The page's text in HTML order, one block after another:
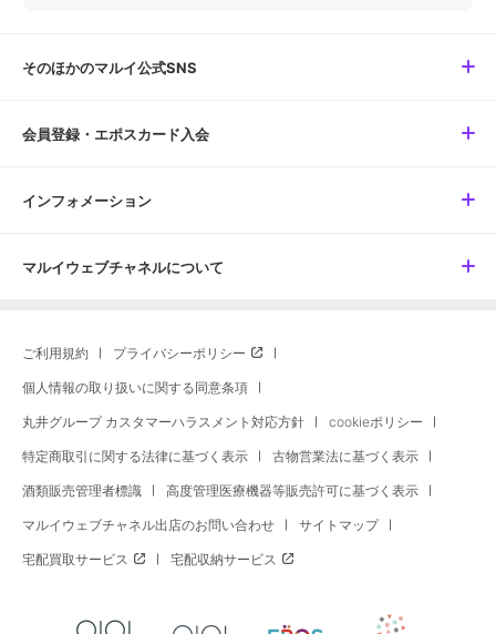
そのほかのマルイ公式SNS
会員登録・エポスカード入会
インフォメーション
マルイウェブチャネルについて
ご利用規約 プライバシーポリシー
個人情報の取り扱いに関する同意条項
丸井グループ カスタマーハラスメント対応方針 cookieポリシー
特定商取引に関する法律に基づく表示 古物営業法に基づく表示
酒類販売管理者標識 高度管理医療機器等販売許可に基づく表示
マルイウェブチャネル出店のお問い合わせ サイトマップ
宅配買取サービス 宅配収納サービス